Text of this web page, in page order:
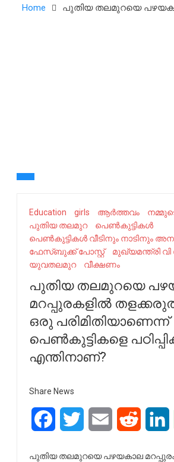
Home പുതിയ തലമുറയെ
Education girls ആർത്തവം
പുതിയ തലമുറ
പെൺകുട്ടികൾ
പെൺകുട്ടികൾ വീടിനും നാടിനും
ഫേ​സ്ബു​ക്ക് പോ​സ്റ്റ്
മുഖ്യമന്ത്രി
യുവതലമുറ
വീക്ഷണം
പുതിയ തലമുറയെ
മറപ്പുരകളിൽ
ഒരു പരിമിതിയാണെന്ന്
പെൺകുട്ടികളെ
എന്തിനാണ്?
Share News
FacebookTwitter Email Reddit
പുതിയ തലമുറയെ പഴയകാല